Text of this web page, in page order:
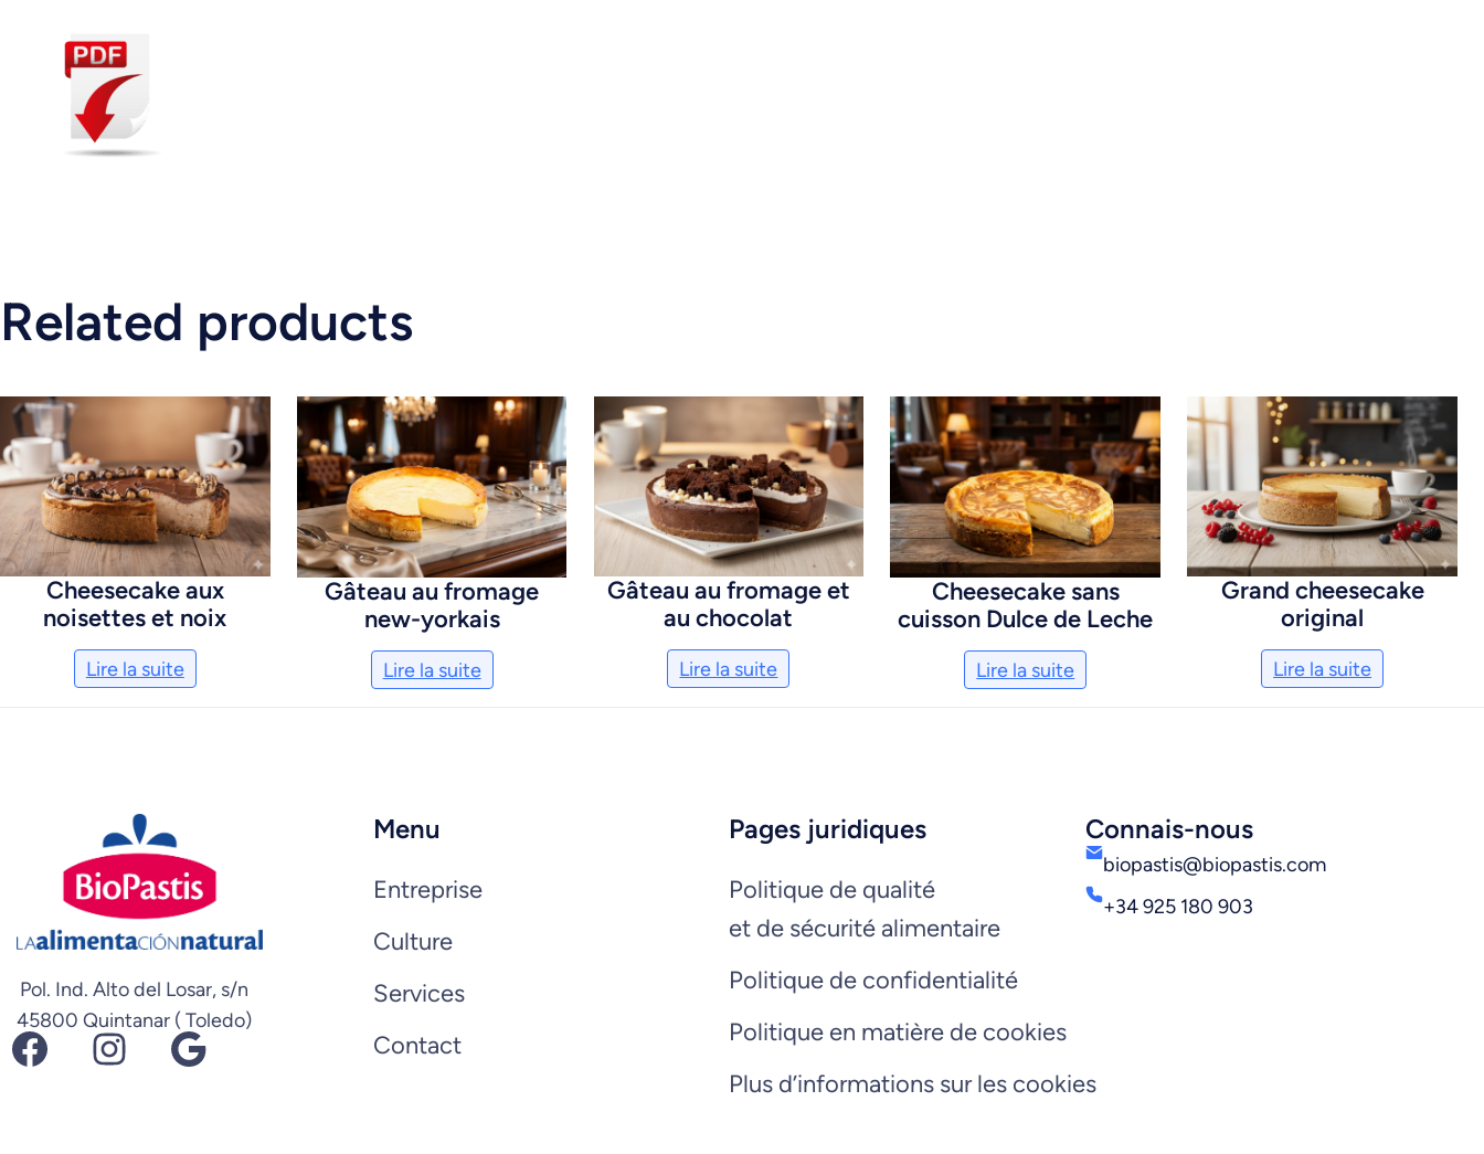
Related products
Cheesecake aux
noisettes et noix
Lire la suite
Gâteau au fromage
new-yorkais
Lire la suite
Gâteau au fromage et
au chocolat
Lire la suite
Cheesecake sans
cuisson Dulce de Leche
Lire la suite
Grand cheesecake
original
Lire la suite
Pol. Ind. Alto del Losar, s/n
45800 Quintanar ( Toledo)
Facebook Instagram Google
Menu
Entreprise
Culture
Services
Contact
Pages juridiques
Politique de qualité
et de sécurité alimentaire
Politique de confidentialité
Politique en matière de cookies
Plus d’informations sur les cookies
Connais-nous
biopastis@biopastis.com
+34 925 180 903